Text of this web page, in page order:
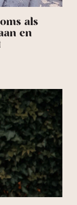
als
en